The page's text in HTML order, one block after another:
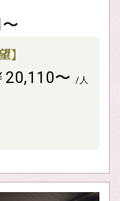
】
20,110〜 /人